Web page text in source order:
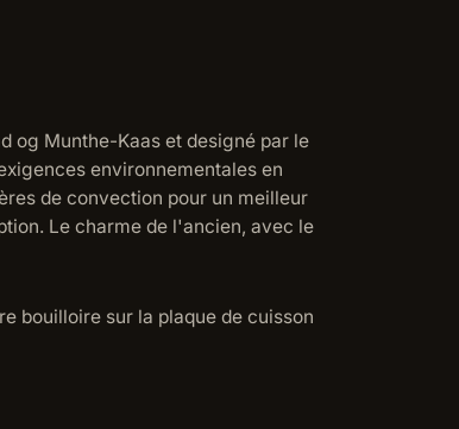
og Munthe-Kaas et designé par le
environnementales en
de convection pour un meilleur
Le charme de l'ancien, avec le
bouilloire sur la plaque de cuisson